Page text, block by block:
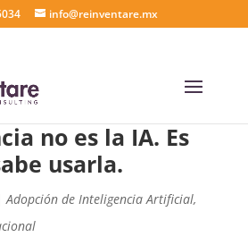
info@reinventare.mx
no es la IA. Es
usarla.
Adopción de Inteligencia Artificial,